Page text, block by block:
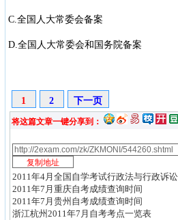
C.全国人大常委会备案
D.全国人大常委会和国务院备案
1 2 下一页
将这篇文章一键分享到：
2011年4月全国自学考试行政法与行政诉
2011年7月重庆自考成绩查询时间
2011年7月贵州自考成绩查询时间
浙江杭州2011年7月自考考点一览表